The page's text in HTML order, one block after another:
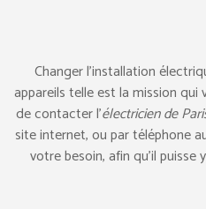
Changer l’installation
appareils telle est la mission
de contacter l’électricien de
site internet, ou par téléphone
votre besoin, afin qu’il